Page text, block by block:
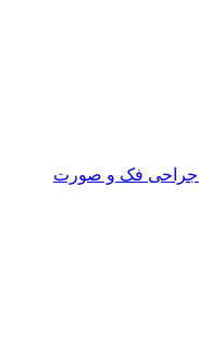
جراحی فک و صورت